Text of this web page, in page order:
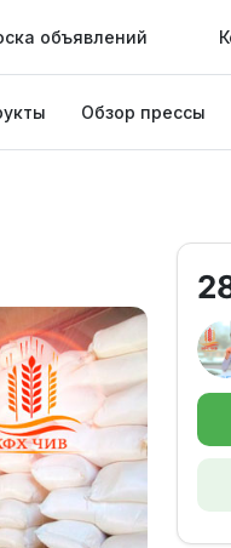
объявлений
Обзор прессы